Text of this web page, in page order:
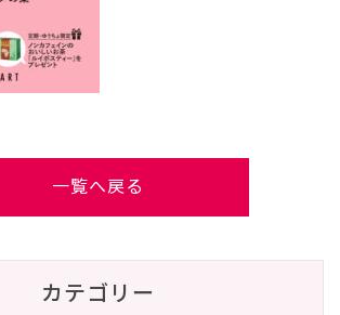
一覧へ戻る
カテゴリー